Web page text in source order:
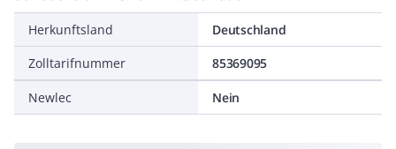
Herkunftsland
Deutschland
Zolltarifnummer
85369095
Newlec Nein